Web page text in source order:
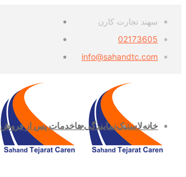
سهند تجارت کارن
02173605
info@sahandtc.com
خانهلاستیکنمایندگی هاخدمات پس از فروش